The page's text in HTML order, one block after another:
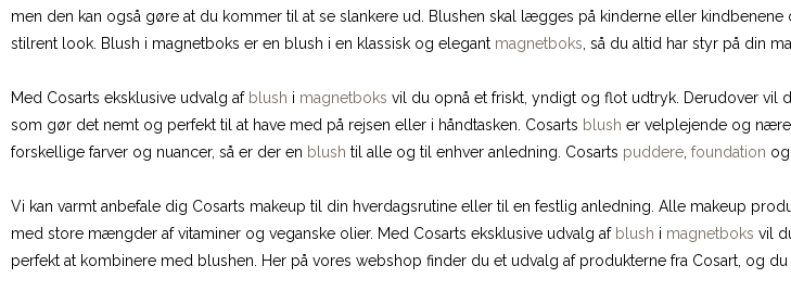
men den kan også gøre at du kommer til at se slankere ud. Blushen skal lægges på kinderne eller kindbenene
stilrent look. Blush i magnetboks er en blush i en klassisk og elegant magnetboks , så du altid har styr på din
Med Cosarts eksklusive udvalg af blush i magnetboks vil du opnå et friskt, yndigt og flot udtryk. Derudover vil
som gør det nemt og perfekt til at have med på rejsen eller i håndtasken. Cosarts blush er velplejende og
forskellige farver og nuancer, så er der en blush til alle og til enhver anledning. Cosarts puddere foundation og
Vi kan varmt anbefale dig Cosarts makeup til din hverdagsrutine eller til en festlig anledning. Alle makeup
med store mængder af vitaminer og veganske olier. Med Cosarts eksklusive udvalg af blush i magnetboks vil
perfekt at kombinere med blushen. Her på vores webshop finder du et udvalg af produkterne fra Cosart, og